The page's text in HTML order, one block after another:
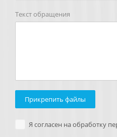
Текст обращения
Прикрепить файлы
Я согласен на обработку